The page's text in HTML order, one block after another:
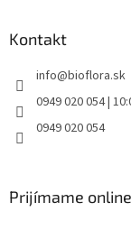
Kontakt
info@bioflora.sk
0949 020 054 |
0949 020 054
Prijímame